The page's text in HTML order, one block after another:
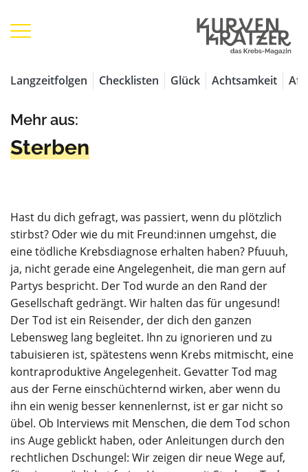
Langzeitfolgen Checklisten Glück Achtsamkeit
Mehr aus:
Sterben
Hast du dich gefragt, was passiert, wenn du plötzlich
stirbst? Oder wie du mit Freund:innen umgehst, die
eine tödliche Krebsdiagnose erhalten haben? Pfuuuh,
ja, nicht gerade eine Angelegenheit, die man gern auf
Partys bespricht. Der Tod wurde an den Rand der
Gesellschaft gedrängt. Wir halten das für ungesund!
Der Tod ist ein Reisender, der dich den ganzen
Lebensweg lang begleitet. Ihn zu ignorieren und zu
tabuisieren ist, spätestens wenn Krebs mitmischt, eine
kontraproduktive Angelegenheit. Gevatter Tod mag
aus der Ferne einschüchternd wirken, aber wenn du
ihn ein wenig besser kennenlernst, ist er gar nicht so
übel. Ob Interviews mit Menschen, die dem Tod schon
ins Auge geblickt haben, oder Anleitungen durch den
rechtlichen Dschungel: Wir zeigen dir neue Wege auf,